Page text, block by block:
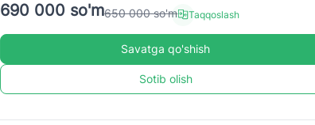
690 000 so'm650 000 so'm Taqqoslash
Savatga qo'shish
Sotib olish